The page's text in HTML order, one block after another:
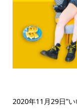
2020年11月29日”